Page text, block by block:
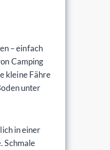
– einfach
Camping
kleine Fähre
unter
in einer
Schmale